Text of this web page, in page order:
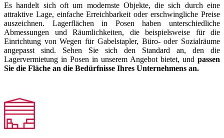
Es handelt sich oft um modernste Objekte, die sich durch eine
attraktive Lage, einfache Erreichbarkeit oder erschwingliche Preise
auszeichnen. Lagerflächen in Posen haben unterschiedliche
Abmessungen und Räumlichkeiten, die beispielsweise für die
Einrichtung von Wegen für Gabelstapler, Büro- oder Sozialräume
angepasst sind. Sehen Sie sich den Standard an, den die
Lagervermietung in Posen in unserem Angebot bietet, und passen
Sie die Fläche an die Bedürfnisse Ihres Unternehmens an.